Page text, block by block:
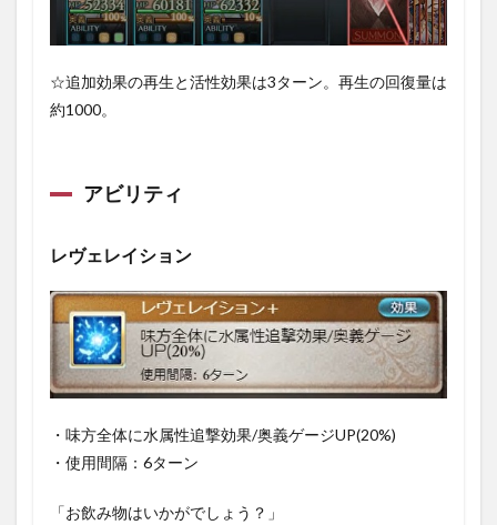
☆追加効果の再生と活性効果は3ターン。再生の回復量は
約1000。
アビリティ
レヴェレイション
・味方全体に水属性追撃効果/奥義ゲージUP(20%)
・使用間隔：6ターン
「お飲み物はいかがでしょう？」